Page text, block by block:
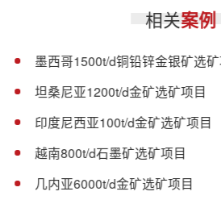
相关案例
墨西哥1500t/d铜铅锌金银矿选
坦桑尼亚1200t/d金矿选矿项目
印度尼西亚100t/d金矿选矿项目
越南800t/d石墨矿选矿项目
几内亚6000t/d金矿选矿项目